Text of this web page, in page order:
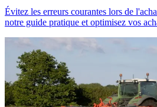
Évitez les erreurs courantes lors de
notre guide pratique et optimisez vos